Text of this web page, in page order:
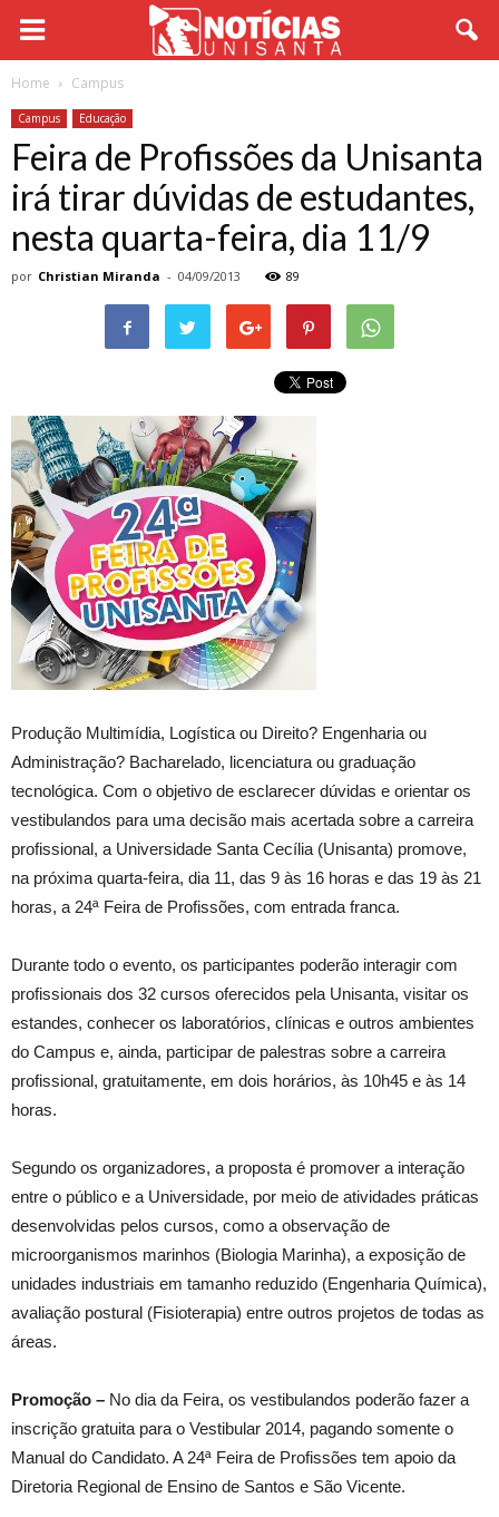
Home Campus
Campus Educação
Feira de Profissões da Unisanta
irá tirar dúvidas de estudantes,
nesta quarta-feira, dia 11/9
por Christian Miranda - 04/09/2013 89
Produção Multimídia, Logística ou Direito? Engenharia ou
Administração? Bacharelado, licenciatura ou graduação
tecnológica. Com o objetivo de esclarecer dúvidas e orientar os
vestibulandos para uma decisão mais acertada sobre a carreira
profissional, a Universidade Santa Cecília (Unisanta) promove,
na próxima quarta-feira, dia 11, das 9 às 16 horas e das 19 às 21
horas, a 24ª Feira de Profissões, com entrada franca.
Durante todo o evento, os participantes poderão interagir com
profissionais dos 32 cursos oferecidos pela Unisanta, visitar os
estandes, conhecer os laboratórios, clínicas e outros ambientes
do Campus e, ainda, participar de palestras sobre a carreira
profissional, gratuitamente, em dois horários, às 10h45 e às 14
horas.
Segundo os organizadores, a proposta é promover a interação
entre o público e a Universidade, por meio de atividades práticas
desenvolvidas pelos cursos, como a observação de
microorganismos marinhos (Biologia Marinha), a exposição de
unidades industriais em tamanho reduzido (Engenharia Química),
avaliação postural (Fisioterapia) entre outros projetos de todas as
áreas.
Promoção – No dia da Feira, os vestibulandos poderão fazer a
inscrição gratuita para o Vestibular 2014, pagando somente o
Manual do Candidato. A 24ª Feira de Profissões tem apoio da
Diretoria Regional de Ensino de Santos e São Vicente.